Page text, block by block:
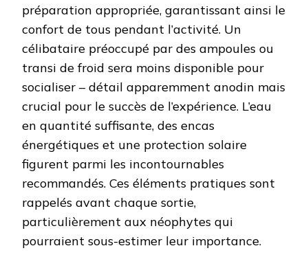
préparation appropriée, garantissant ainsi le
confort de tous pendant l’activité. Un
célibataire préoccupé par des ampoules ou
transi de froid sera moins disponible pour
socialiser – détail apparemment anodin mais
crucial pour le succès de l’expérience. L’eau
en quantité suffisante, des encas
énergétiques et une protection solaire
figurent parmi les incontournables
recommandés. Ces éléments pratiques sont
rappelés avant chaque sortie,
particulièrement aux néophytes qui
pourraient sous-estimer leur importance.